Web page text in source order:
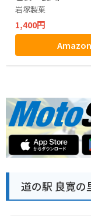
岩塚製菓
1,400円
道の駅 良寛の